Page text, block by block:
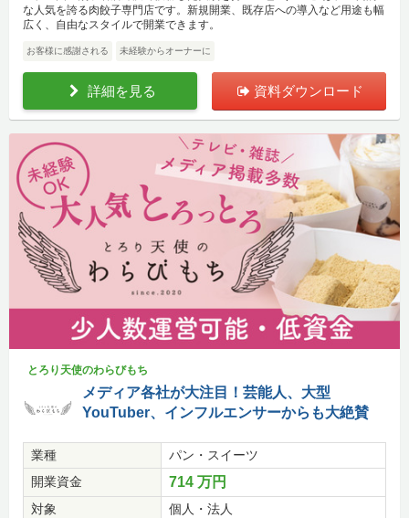
な人気を誇る肉餃子専門店です。新規開業、既存店への導入など用途も幅
広く、自由なスタイルで開業できます。
お客様に感謝される 未経験からオーナーに
詳細を見る 資料ダウンロード
とろり天使のわらびもち
メディア各社が大注目！芸能人、大型
YouTuber、インフルエンサーからも大絶賛
業種
パン・スイーツ
開業資金
714 万円
対象 個人・法人